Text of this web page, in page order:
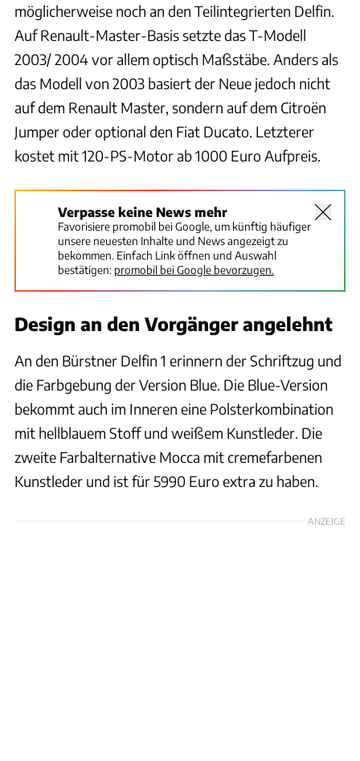
möglicherweise noch an den Teilintegrierten Delfin.
Auf Renault-Master-Basis setzte das T-Modell
2003/ 2004 vor allem optisch Maßstäbe. Anders als
das Modell von 2003 basiert der Neue jedoch nicht
auf dem Renault Master, sondern auf dem Citroën
Jumper oder optional den Fiat Ducato. Letzterer
kostet mit 120-PS-Motor ab 1000 Euro Aufpreis.
Verpasse keine News mehr
Favorisiere promobil bei Google, um künftig häufiger
unsere neuesten Inhalte und News angezeigt zu
bekommen. Einfach Link öffnen und Auswahl
bestätigen: promobil bei Google bevorzugen.
Design an den Vorgänger angelehnt
An den Bürstner Delfin 1 erinnern der Schriftzug und
die Farbgebung der Version Blue. Die Blue-Version
bekommt auch im Inneren eine Polsterkombination
mit hellblauem Stoff und weißem Kunstleder. Die
zweite Farbalternative Mocca mit cremefarbenen
Kunstleder und ist für 5990 Euro extra zu haben.
ANZEIGE